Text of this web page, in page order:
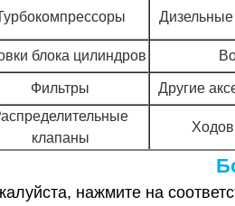
Дизельные
блока цилиндров
Фильтры Другие
клапаны
нажмите на